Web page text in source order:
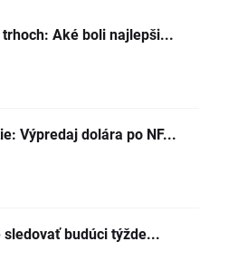
trhoch: Aké boli najlepši...
Výpredaj dolára po NF...
budúci týžde...